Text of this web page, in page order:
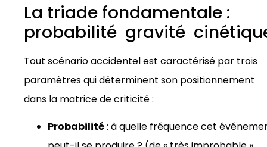
La triade fondamentale :
probabilité gravité
Tout scénario accidentel est caractérisé par trois
paramètres qui déterminent son positionnement
dans la matrice de criticité :
Probabilité: à quelle fréquence cet